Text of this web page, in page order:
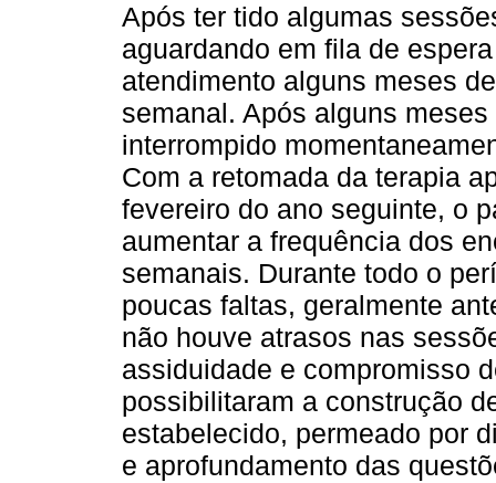
Após ter tido algumas
aguardando em fila de
atendimento alguns meses
semanal. Após alguns
interrompido
Com a retomada da terapia
fevereiro do ano seguinte, o
aumentar a frequência dos
semanais. Durante todo o
poucas faltas, geralmente
não houve atrasos nas
assiduidade e compromisso
possibilitaram a construção
estabelecido, permeado por
e aprofundamento das